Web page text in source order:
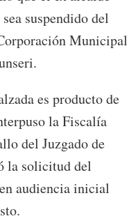
suspendido del
Municipal
es producto de
la Fiscalía
del Juzgado de
la solicitud del
audiencia inicial